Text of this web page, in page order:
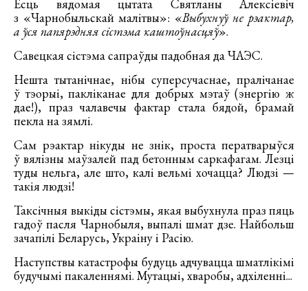
Ёсць вядомая цытата Святланы Алексіевіч
з «Чарнобыльскай малітвы»: «Выбухнуў не рэактар,
а ўся папярэдняя сістэма каштоўнасцяў».
Савецкая сістэма сапраўды падобная да ЧАЭС.
Нешта тытанічнае, нібы суперсучаснае, пралічанае
ў тэорыі, пакліканае для добрых мэтаў (энергію ж
дае!), праз чалавечы фактар стала бядой, брамай
пекла на зямлі.
Сам рэактар нікуды не знік, проста ператварыўся
ў вялізны маўзалей пад бетонным саркафагам. Лезці
туды нельга, але што, калі вельмі хочацца? Людзі —
такія людзі!
Таксічныя выкіды сістэмы, якая выбухнула праз пяць
гадоў пасля Чарнобыля, выпалі шмат дзе. Найбольш
зачапілі Беларусь, Украіну і Расію.
Наступствы катастрофы будуць адчувацца шматлікімі
будучымі пакаленнямі. Мутацыі, хваробы, адхіленні...